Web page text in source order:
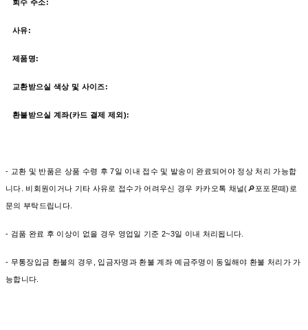
회수 주소:
사유:
제품명:
교환받으실 색상 및 사이즈:
환불받으실 계좌(카드 결제 제외):
- 교환 및 반품은 상품 수령 후 7일 이내 접수 및 발송이 완료되어야 정상 처리 가능합
니다. 비회원이거나 기타 사유로 접수가 어려우신 경우 카카오톡 채널(🔎포포몬떼)로
문의 부탁드립니다.
- 검품 완료 후 이상이 없을 경우 영업일 기준 2~3일 이내 처리됩니다.
- 무통장입금 환불의 경우, 입금자명과 환불 계좌 예금주명이 동일해야 환불 처리가 가
능합니다.